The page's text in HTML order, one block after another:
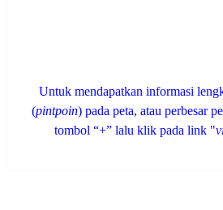
Untuk mendapatkan informasi
(pintpoin) pada peta, atau perbesar
tombol “+” lalu klik pada link "